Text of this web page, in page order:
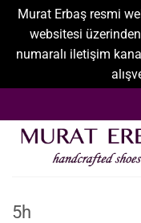
Murat Erbaş resmi
websitesi
numaralı iletişim
atla
5h